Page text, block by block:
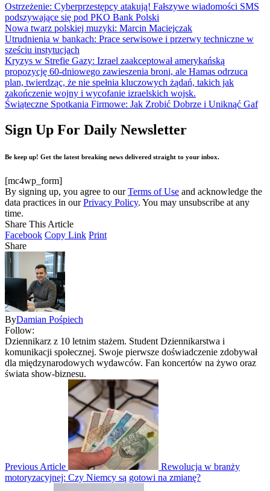
Ostrzeżenie: Cyberprzestępcy atakują! Fałszywe wiadomości SMS
podszywające się pod PKO Bank Polski
Nowa twarz polskiej muzyki: Marcin Maciejczak
Utrudnienia w bankach: Prace serwisowe i przerwy techniczne w
sześciu instytucjach
Kryzys w Strefie Gazy: Izrael zaakceptował amerykańską
propozycję 60-dniowego zawieszenia broni, ale Hamas odrzuca
plan, twierdząc, że nie spełnia kluczowych żądań, takich jak
zakończenie wojny i wycofanie izraelskich wojsk.
Świąteczne Spotkania Firmowe: Jak Zrobić Dobrze i Uniknąć Gaf
Sign Up For Daily Newsletter
Be keep up! Get the latest breaking news delivered straight to your inbox.
[mc4wp_form]
By signing up, you agree to ourTerms of Use and acknowledge the
data practices in ourPrivacy Policy. You may unsubscribe at any
time.
Share This Article
Facebook Copy Link Print
Share
ByDamian Pośpiech
Follow:
Dziennikarz z 10 letnim stażem. Student Dziennikarstwa i
komunikacji społecznej. Swoje pierwsze doświadczenie zdobywał
dla międzynarodowych wydawców. Fan koncertów na żywo oraz
świata show-biznesu.
Previous Article
Rewolucja w branży
motoryzacyjnej: Czy Niemcy są gotowi na zmianę?